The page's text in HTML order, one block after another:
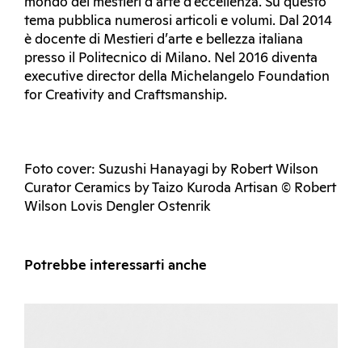
mondo dei mestieri d’arte d’eccellenza. Su questo
tema pubblica numerosi articoli e volumi. Dal 2014
è docente di Mestieri d’arte e bellezza italiana
presso il Politecnico di Milano. Nel 2016 diventa
executive director della Michelangelo Foundation
for Creativity and Craftsmanship.
Foto cover: Suzushi Hanayagi by Robert Wilson
Curator Ceramics by Taizo Kuroda Artisan © Robert
Wilson Lovis Dengler Ostenrik
Potrebbe interessarti anche